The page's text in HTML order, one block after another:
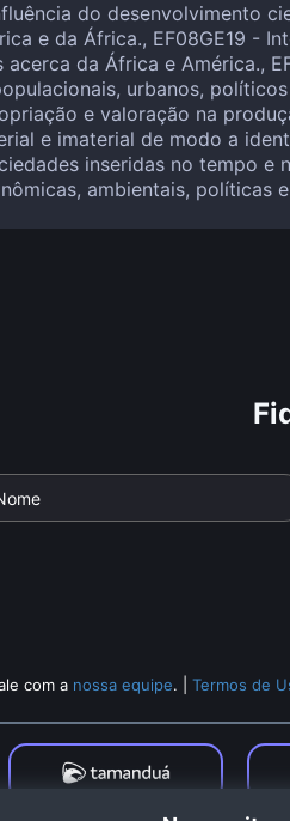
do desenvolvimento
e da África., EF08GE19 -
da África e América.,
urbanos,
e valoração na
e imaterial de modo a
inseridas no tempo e
ambientais, políticas
com a nossa equipe. |Termos de